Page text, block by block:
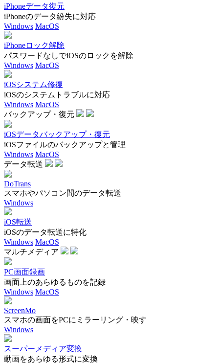
iPhoneデータ復元
iPhoneのデータ紛失に対応
Windows MacOS
iPhoneロック解除
パスワードなしでiOSのロックを解除
Windows MacOS
iOSシステム修復
iOSのシステムトラブルに対応
Windows MacOS
バックアップ・復元
iOSデータバックアップ・復元
iOSファイルのバックアップと管理
Windows MacOS
データ転送
DoTrans
スマホやパソコン間のデータ転送
Windows
iOS転送
iOSのデータ転送に特化
Windows MacOS
マルチメディア
PC画面録画
画面上のあらゆるものを記録
Windows MacOS
ScreenMo
スマホの画面をPCにミラーリング・映す
Windows
スーパーメディア変換
動画をあらゆる形式に変換